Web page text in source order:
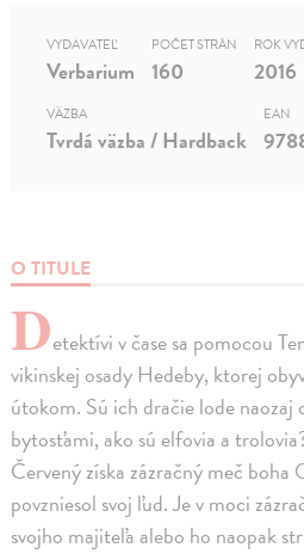
O TITULE
Detektívi v čase sa pomocou
vikinskej osady Hedeby, ktorej
útokom. Sú ich dračie lode
bytosťami, ako sú elfovia a
Červený získa zázračný meč boha
povzniesol svoj ľud. Je v moci
svojho majiteľa alebo ho naopak
VYDAVATEĽ
Verbarium
POČET STRÁN
160
ROK
2016
VÄZBA
Tvrdá väzba / Hardback
EAN